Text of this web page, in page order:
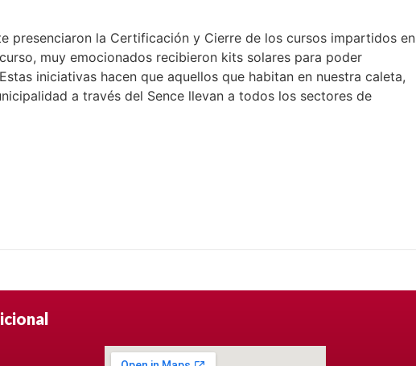
presenciaron la Certificación y Cierre de los cursos impartidos en
muy emocionados recibieron kits solares para poder
iniciativas hacen que aquellos que habitan en nuestra caleta,
a través del Sence llevan a todos los sectores de